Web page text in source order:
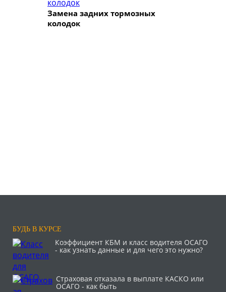
Замена задних тормозных
колодок
БУДЬ В КУРСЕ
Коэффициент КБМ и класс водителя ОСАГО
- как узнать данные и для чего это нужно?
Страховая отказала в выплате КАСКО или
ОСАГО - как быть